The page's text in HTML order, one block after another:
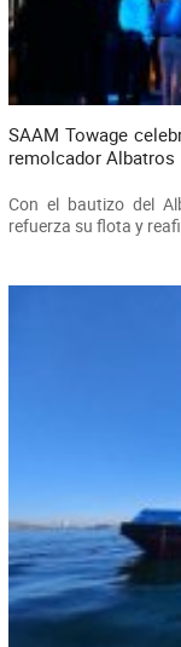
SAAM Towage
remolcador Albatros
Con el bautizo del
refuerza su flota y